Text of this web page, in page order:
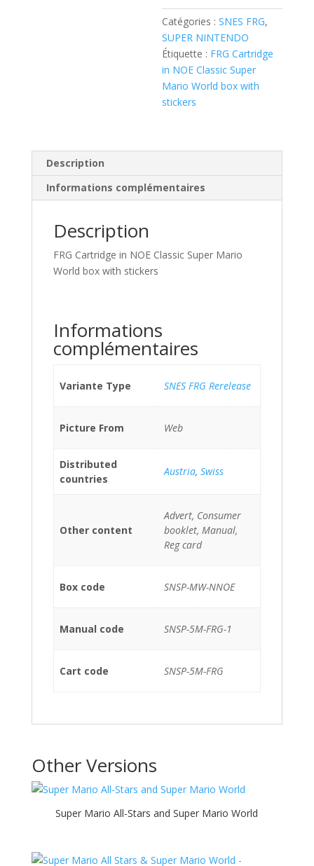
Catégories :SNES FRG,
SUPER NINTENDO
Étiquette : FRG Cartridge
in NOE Classic Super
Mario World box with
stickers
Description
Informations complémentaires
Description
FRG Cartridge in NOE Classic Super Mario
World box with stickers
Informations
complémentaires
Variante Type SNES FRG Rerelease
Picture From Web
Distributed
countries
Austria, Swiss
Other content
Advert, Consumer
booklet, Manual,
Reg card
Box code SNSP-MW-NNOE
Manual code SNSP-5M-FRG-1
Cart code SNSP-5M-FRG
Other Versions
Super Mario All-Stars and Super Mario World